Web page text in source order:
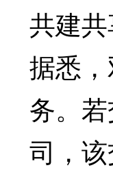
共建
据悉
务。
司，